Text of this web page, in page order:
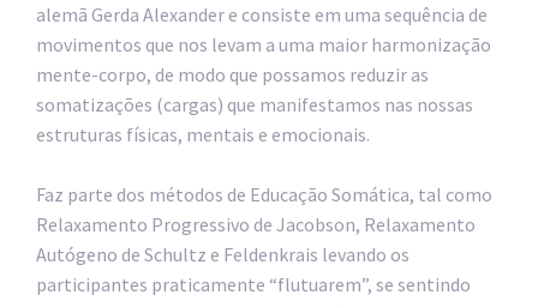
alemã Gerda Alexander e consiste em uma sequência de
movimentos que nos levam a uma maior harmonização
mente-corpo, de modo que possamos reduzir as
somatizações (cargas) que manifestamos nas nossas
estruturas físicas, mentais e emocionais.
Faz parte dos métodos de Educação Somática, tal como
Relaxamento Progressivo de Jacobson, Relaxamento
Autógeno de Schultz e Feldenkrais levando os
participantes praticamente “flutuarem”, se sentindo